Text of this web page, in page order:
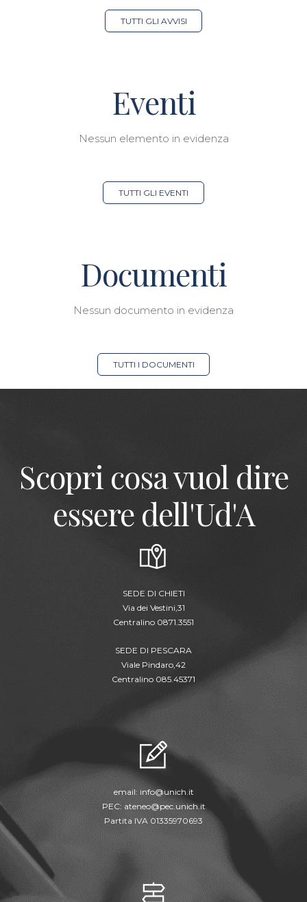
TUTTI GLI AVVISI
Eventi
Nessun elemento in evidenza
TUTTI GLI EVENTI
Documenti
Nessun documento in evidenza
TUTTI I DOCUMENTI
Scopri cosa vuol dire
essere dell'Ud'A
SEDE DI CHIETI
Via dei Vestini,31
Centralino 0871.3551
SEDE DI PESCARA
Viale Pindaro,42
Centralino 085.45371
email: info@unich.it
PEC: ateneo@pec.unich.it
Partita IVA 01335970693